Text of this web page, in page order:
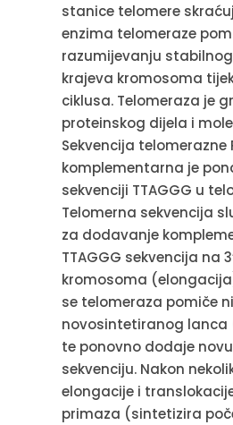
stanice telomere
enzima telomeraze
razumijevanju
krajeva kromosoma
ciklusa. Telomeraza je
proteinskog dijela i
Sekvencija telomerazne
komplementarna je
sekvenciji TTAGGG u
Telomerna sekvencija
za dodavanje
TTAGGG sekvencija na
kromosoma
se telomeraza pomiče
novosintetiranog
te ponovno dodaje novu
sekvenciju. Nakon
elongacije i
primaza (sintetizira